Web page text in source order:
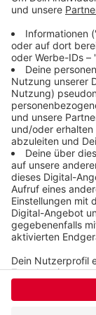
im Herbst
bisher kein
Menschen
Veröffentlicht:
Anzeige
Anzeige